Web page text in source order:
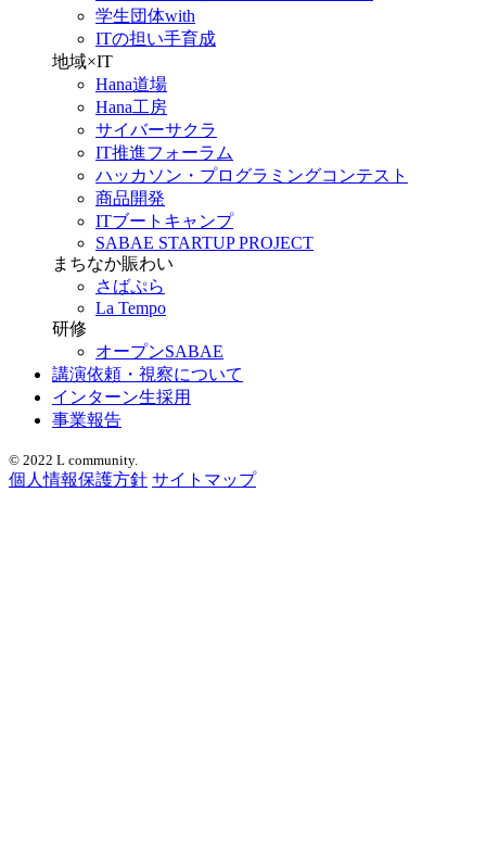
学生団体with
ITの担い手育成
地域×IT
Hana道場
Hana工房
サイバーサクラ
IT推進フォーラム
ハッカソン・プログラミングコンテスト
商品開発
ITブートキャンプ
SABAE STARTUP PROJECT
まちなか賑わい
さばぷら
La Tempo
研修
オープンSABAE
講演依頼・視察について
インターン生採用
事業報告
© 2022 L community.
個人情報保護方針 サイトマップ